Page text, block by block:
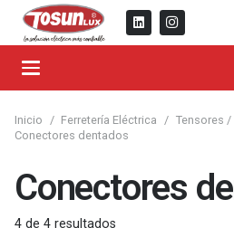
Inicio / Ferretería Eléctrica / Tensores
Conectores dentados
Conectores
4 de 4 resultados